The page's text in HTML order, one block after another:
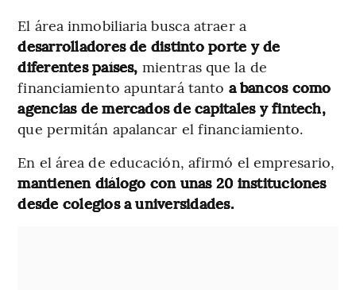
El área inmobiliaria busca atraer a
desarrolladores de distinto porte y de
diferentes países, mientras que la de
financiamiento apuntará tanto a bancos como
agencias de mercados de capitales y fintech,
que permitán apalancar el financiamiento.
En el área de educación, afirmó el empresario,
mantienen diálogo con unas 20 instituciones
desde colegios a universidades.